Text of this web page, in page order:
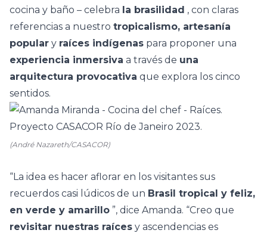
cocina y baño – celebra la brasilidad , con claras
referencias a nuestro tropicalismo, artesanía
popular y raíces indígenas para proponer una
experiencia inmersiva a través de una
arquitectura provocativa que explora los cinco
sentidos.
(André Nazareth/CASACOR)
“La idea es hacer aflorar en los visitantes sus
recuerdos casi lúdicos de un Brasil tropical y feliz,
en verde y amarillo ”, dice Amanda. “Creo que
revisitar nuestras raíces y ascendencias es